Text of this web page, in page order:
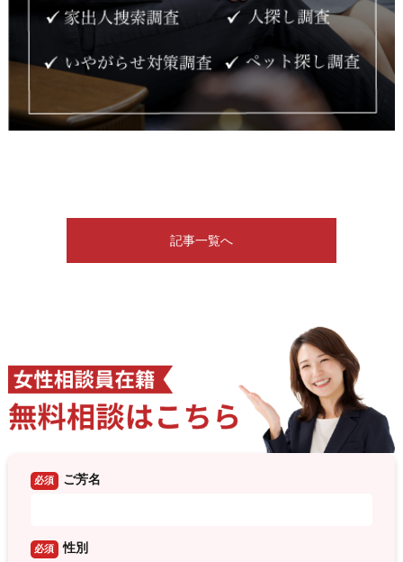
記事一覧へ
必須 ご芳名
必須 性別